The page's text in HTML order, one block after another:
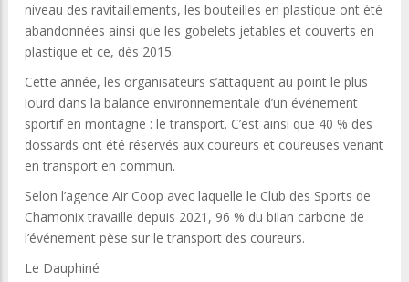
niveau des ravitaillements, les bouteilles en plastique ont été
abandonnées ainsi que les gobelets jetables et couverts en
plastique et ce, dès 2015.
Cette année, les organisateurs s’attaquent au point le plus
lourd dans la balance environnementale d’un événement
sportif en montagne : le transport. C’est ainsi que 40 % des
dossards ont été réservés aux coureurs et coureuses venant
en transport en commun.
Selon l’agence Air Coop avec laquelle le Club des Sports de
Chamonix travaille depuis 2021, 96 % du bilan carbone de
l’événement pèse sur le transport des coureurs.
Le Dauphiné